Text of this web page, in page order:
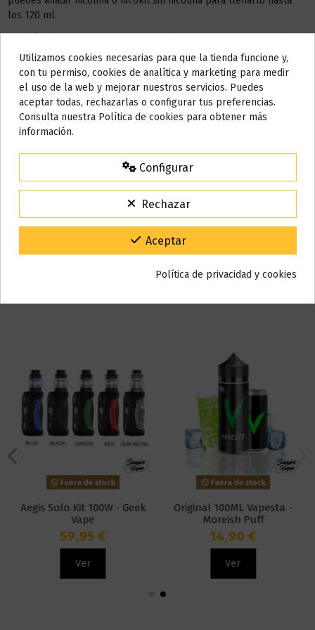
los 120 ml.
Este líquido no contiene nicotina, si deseas a conseguir 3 mg de
nicotina debes añadir 2 NICOKITde 10 ml con 20 mg de
nicotina/ml.
AÑADIR NICOKIT DE 3 MG
Detalles del producto
Reseñas (0)
Fuera de stock
Aegis Solo Kit 100W - Geek
Vape
59,95 €
Ver
Fuera de stock
Original 100ML Vapesta -
Moreish Puff
14,90 €
Ver
Do not show again.
AVISO IMPORTANTE
Nos tomamos unos días
Todos los pedidos realizados desde el
15% de descuento
Para agradecerte la espera durante estos días.
Código:VACACIONES15
Gracias por tu paciencia y por seguir confiando en nosotros.
Utilizamos cookies necesarias para que la tienda funcione y,
con tu permiso, cookies de analítica y marketing para medir
el uso de la web y mejorar nuestros servicios. Puedes
aceptar todas, rechazarlas o configurar tus preferencias.
Consulta nuestra Política de cookies para obtener más
información.
Configurar
Rechazar
Aceptar
Política de privacidad y cookies